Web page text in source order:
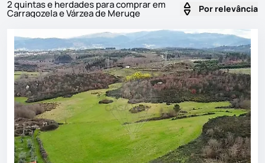
2 quintas e herdades para comprar em
Carragozela e Várzea de Meruge Por relevância
Imóveis
Lista de Imóveis